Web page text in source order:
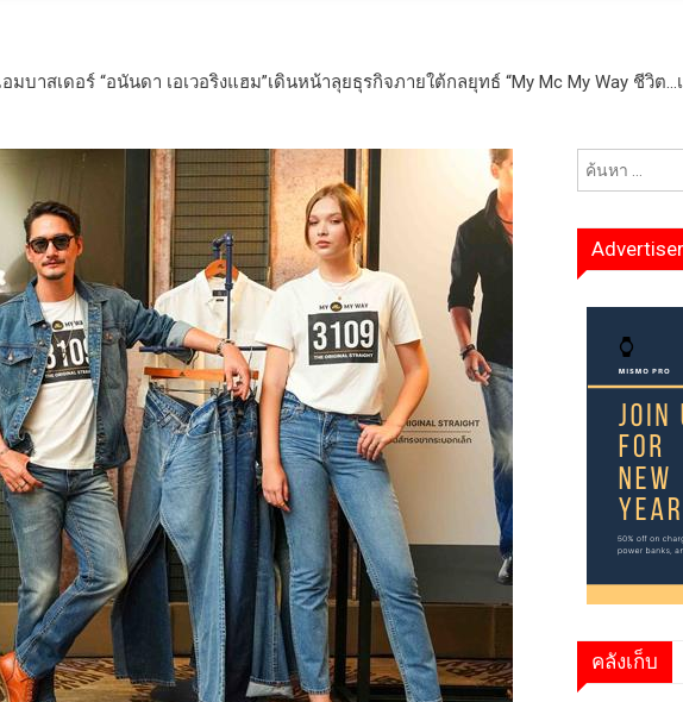
าสเดอร์ “อนันดา เอเวอริงแฮม”เดินหน้าลุยธุรกิจภายใต้กลยุทธ์ “My Mc My Way ชีวิต
คลังเก็บ